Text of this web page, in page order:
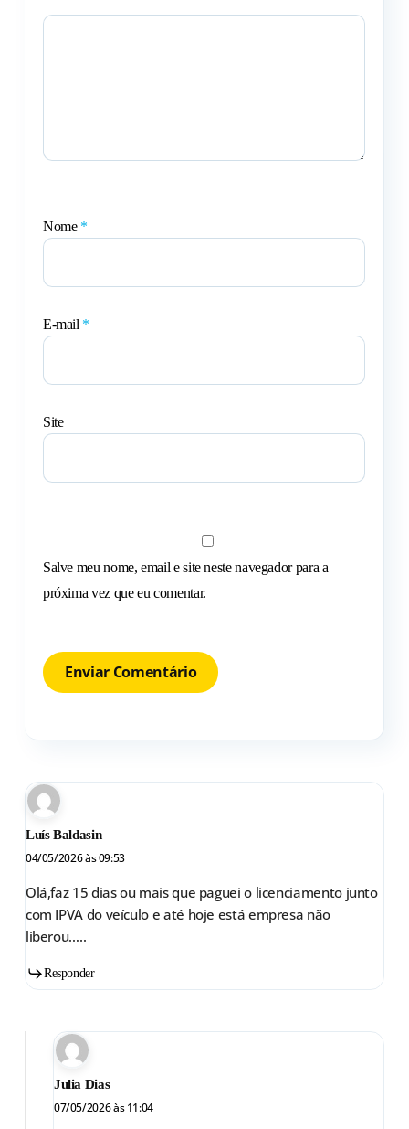
Luís Baldasin
04/05/2026 às 09:53
Olá,faz 15 dias ou mais que paguei o licenciamento junto
com IPVA do veículo e até hoje está empresa não
liberou…..
Responder
Julia Dias
07/05/2026 às 11:04
Nome *
E-mail *
Site
Salve meu nome, email e site neste navegador para a
próxima vez que eu comentar.